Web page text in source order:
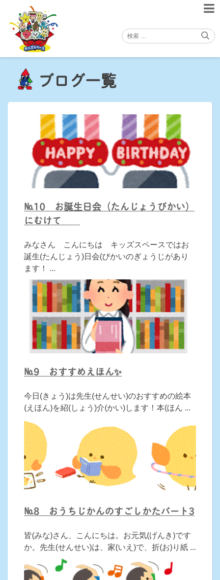
content
ブログ一覧
№10 お誕生日会（たんじょうびかい）
にむけて
みなさん こんにちは キッズスペースではお
誕生(たんじょう)日会(びかいのぎょうじがあり
ます！ ...
№9 おすすめえほん✨
今日(きょう)は先生(せんせい)のおすすめの絵本
(えほん)を紹(しょう)介(かい)します！本(ほん ...
№8 おうちじかんのすごしかたパート3
皆(みな)さん、こんにちは。お元気(げんき)です
か。先生(せんせい)は、家(いえ)で、折(お)り紙 ...